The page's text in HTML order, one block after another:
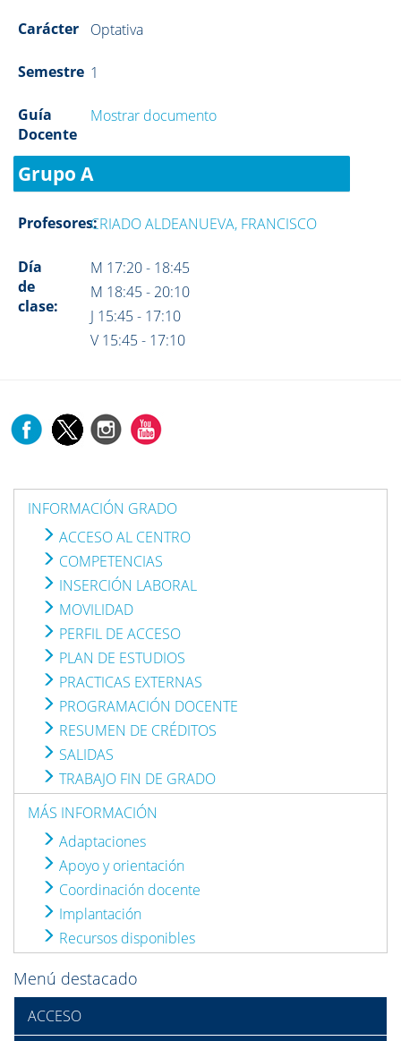
Carácter Optativa
Semestre 1
Guía
Docente
Mostrar documento
Grupo A
Profesores:CRIADO ALDEANUEVA, FRANCISCO
Día
de
clase:
M 17:20 - 18:45
M 18:45 - 20:10
J 15:45 - 17:10
V 15:45 - 17:10
INFORMACIÓN GRADO
ACCESO AL CENTRO
COMPETENCIAS
INSERCIÓN LABORAL
MOVILIDAD
PERFIL DE ACCESO
PLAN DE ESTUDIOS
PRACTICAS EXTERNAS
PROGRAMACIÓN DOCENTE
RESUMEN DE CRÉDITOS
SALIDAS
TRABAJO FIN DE GRADO
MÁS INFORMACIÓN
Adaptaciones
Apoyo y orientación
Coordinación docente
Implantación
Recursos disponibles
Menú destacado
ACCESO